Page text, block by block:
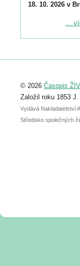
18. 10. 2026 v
Podrobnější
Registrovat se
abstraktu
posteru je už 30.
...
© 2026 Časopis
Založil roku 1853
Vydává Nakladatelství
Středisko společných